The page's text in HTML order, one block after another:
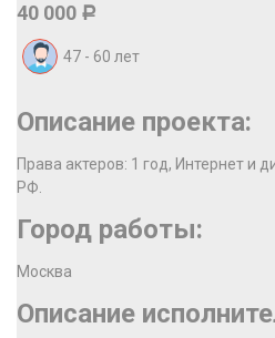
40 000 Р
47 - 60 лет
Описание проекта:
Права актеров: 1 год, Интернет и
РФ.
Город работы:
Москва
Описание